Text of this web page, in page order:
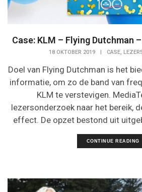
Case: KLM – Flying Dutchman
18 OKTOBER 2019 CASE,
Doel van Flying Dutchman is het
informatie, om zo de band van
KLM te verstevigen.
lezersonderzoek naar het bereik,
effect. De opzet bestond uit
CONTINUE READING